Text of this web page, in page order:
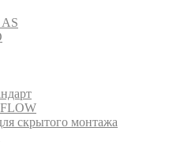
скрытого монтажа